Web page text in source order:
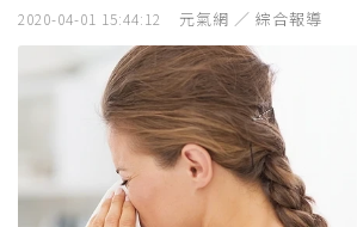
2020-04-01 15:44:12 元氣網 ／ 綜合報導